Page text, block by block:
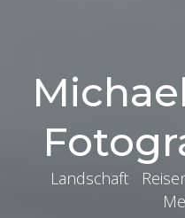
Landschaft